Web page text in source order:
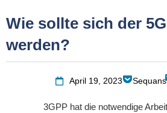
Wie sollte sich der
werden?
April 19, 2023 Sequans
3GPP hat die notwendige